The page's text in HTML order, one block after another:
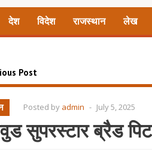
देश विदेश राजस्थान लेख
Post
Posted by admin - July 5, 2025
सुपरस्टार ब्रैड